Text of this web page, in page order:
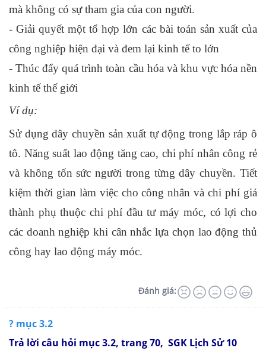
mà không có sự tham gia của con người.
- Giải quyết một tổ hợp lớn các bài toán sản xuất của
công nghiệp hiện đại và đem lại kinh tế to lớn
- Thúc đẩy quá trình toàn cầu hóa và khu vực hóa nền
kinh tế thế giới
Ví dụ:
Sử dụng dây chuyền sản xuất tự động trong lắp ráp ô
tô. Năng suất lao động tăng cao, chi phí nhân công rẻ
và không tốn sức người trong từng dây chuyền. Tiết
kiệm thời gian làm việc cho công nhân và chi phí giá
thành phụ thuộc chi phí đầu tư máy móc, có lợi cho
các doanh nghiệp khi cân nhắc lựa chọn lao động thủ
công hay lao động máy móc.
Đánh giá:
? mục 3.2
Trả lời câu hỏi mục 3.2, trang 70, SGK Lịch Sử 10